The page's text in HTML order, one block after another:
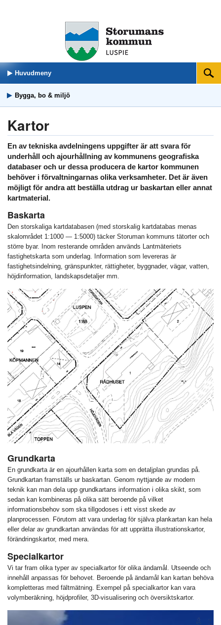
Huvudmeny Sök
Bygga, bo & miljö
Kartor
En av tekniska avdelningens uppgifter är att svara för
underhåll och ajourhållning av kommunens geografiska
databaser och ur dessa producera de kartor kommunen
behöver i förvaltningarnas olika verksamheter. Det är även
möjligt för andra att beställa utdrag ur baskartan eller annat
kartmaterial.
Baskarta
Den storskaliga kartdatabasen (med storskalig kartdatabas menas
skalområdet 1:1000 — 1:5000) täcker Storuman kommuns tätorter och
större byar. Inom resterande områden används Lantmäteriets
fastighetskarta som underlag. Information som levereras är
fastighetsindelning, gränspunkter, rättigheter, byggnader, vägar, vatten,
höjdinformation, landskapsdetaljer mm.
Grundkarta
En grundkarta är en ajourhållen karta som en detaljplan grundas på.
Grundkartan framställs ur baskartan. Genom nyttjande av modern
teknik kan man dela upp grundkartans information i olika skikt, som
sedan kan kombineras på olika sätt beroende på vilket
informationsbehov som ska tillgodoses i ett visst skede av
planprocessen. Förutom att vara underlag för själva plankartan kan hela
eller delar av grundkartan användas för att upprätta illustrationskartor,
förändringskartor, med mera.
Specialkartor
Vi tar fram olika typer av specialkartor för olika ändamål. Utseende och
innehåll anpassas för behovet. Beroende på ändamål kan kartan behöva
kompletteras med fältmätning. Exempel på specialkartor kan vara
volymberäkning, höjdprofiler, 3D-visualisering och översiktskartor.